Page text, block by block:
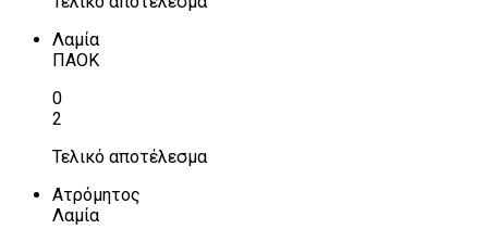
Λαμία
ΠΑΟΚ
0
2
Τελικό αποτέλεσμα
Ατρόμητος
Λαμία